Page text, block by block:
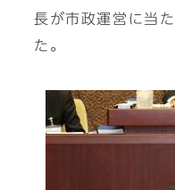
長が市政運営に当
た。